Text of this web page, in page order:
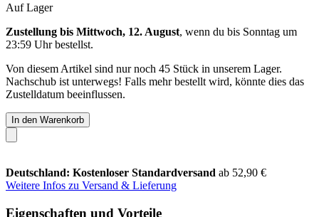
Auf Lager
Zustellung bis Mittwoch, 12. August, wenn du bis Sonntag um
23:59 Uhrbestellst.
Von diesem Artikel sind nur noch 45 Stück in unserem Lager.
Nachschub ist unterwegs! Falls mehr bestellt wird, könnte dies das
Zustelldatum beeinflussen.
In den Warenkorb
Deutschland: Kostenloser Standardversand ab 52,90 €
Weitere Infos zu Versand & Lieferung
Eigenschaften und Vorteile